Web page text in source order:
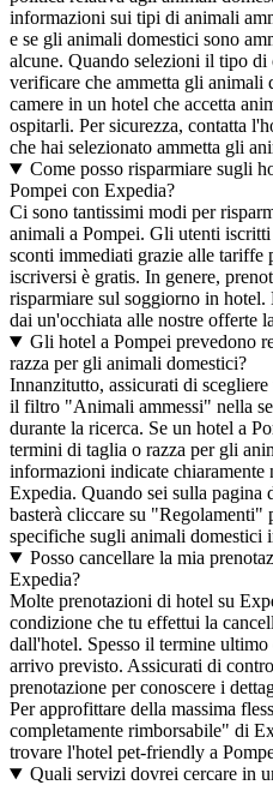
informazioni sui tipi di animali
e se gli animali domestici sono
alcune. Quando selezioni il tipo di
verificare che ammetta gli animali
camere in un hotel che accetta
ospitarli. Per sicurezza, contatta
che hai selezionato ammetta gli
Come posso risparmiare sugli
Pompei con Expedia?
Ci sono tantissimi modi per
animali a Pompei. Gli utenti
sconti immediati grazie alle tariffe
iscriversi è gratis. In genere,
risparmiare sul soggiorno in
dai un'occhiata alle nostre offerte
Gli hotel a Pompei prevedono
razza per gli animali domestici?
Innanzitutto, assicurati di
il filtro "Animali ammessi" nella
durante la ricerca. Se un hotel a
termini di taglia o razza per gli
informazioni indicate chiaramente
Expedia. Quando sei sulla pagina
basterà cliccare su "Regolamenti"
specifiche sugli animali domestici
Posso cancellare la mia
Expedia?
Molte prenotazioni di hotel su
condizione che tu effettui la
dall'hotel. Spesso il termine
arrivo previsto. Assicurati di
prenotazione per conoscere i
Per approfittare della massima
completamente rimborsabile" di
trovare l'hotel pet-friendly a
Quali servizi dovrei cercare in